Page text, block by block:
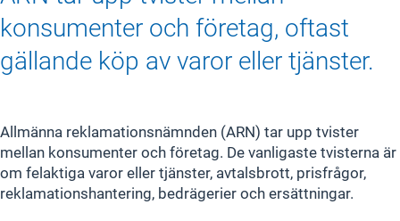
konsumenter och företag, oftast
gällande köp av varor eller tjänster.
Allmänna reklamationsnämnden (ARN) tar upp tvister
mellan konsumenter och företag. De vanligaste tvisterna är
om felaktiga varor eller tjänster, avtalsbrott, prisfrågor,
reklamationshantering, bedrägerier och ersättningar.